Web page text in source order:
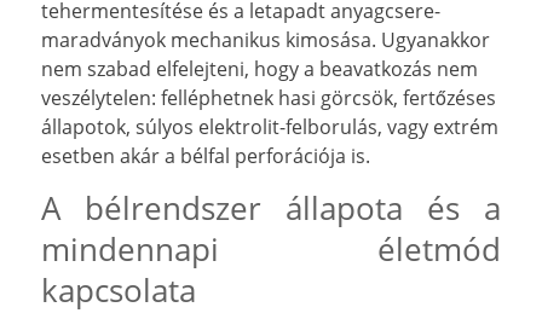
tehermentesítése és a letapadt anyagcsere-
maradványok mechanikus kimosása. Ugyanakkor
nem szabad elfelejteni, hogy a beavatkozás nem
veszélytelen: felléphetnek hasi görcsök, fertőzéses
állapotok, súlyos elektrolit-felborulás, vagy extrém
esetben akár a bélfal perforációja is.
A bélrendszer állapota és a
mindennapi életmód
kapcsolata